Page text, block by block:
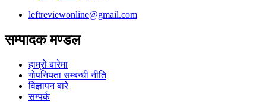
leftreviewonline@gmail.com
सम्पादक मण्डल
हाम्रो बारेमा
गोपनियता सम्बन्धी नीति
विज्ञापन बारे
सम्पर्क